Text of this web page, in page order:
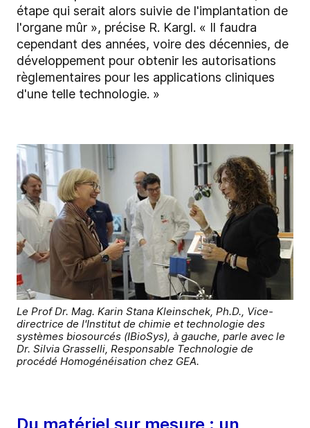
étape qui serait alors suivie de l'implantation de
l'organe mûr », précise R. Kargl. « Il faudra
cependant des années, voire des décennies, de
développement pour obtenir les autorisations
règlementaires pour les applications cliniques
d'une telle technologie. »
Le Prof Dr. Mag. Karin Stana Kleinschek, Ph.D., Vice-
directrice de l'Institut de chimie et technologie des
systèmes biosourcés (IBioSys), à gauche, parle avec le
Dr. Silvia Grasselli, Responsable Technologie de
procédé Homogénéisation chez GEA.